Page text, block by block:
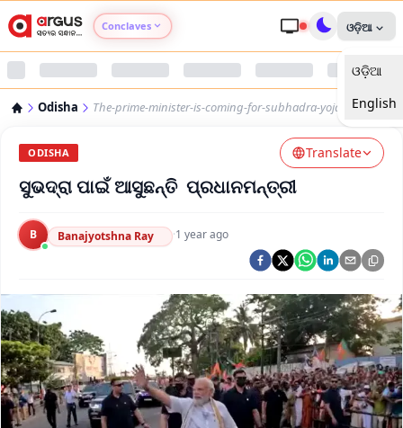
Conclaves
Argus Swaad Odisha
Argus Chalo Dekhein Apna Desh
ଓଡ଼ିଆ
ଓଡ଼ିଆ
English
Odisha The-prime-minister-is-coming-for-subhadra-yojana
ODISHA Translate
ସୁଭଦ୍ରା ପାଇଁ ଆସୁଛନ୍ତି ପ୍ରଧାନମନ୍ତ୍ରୀ
B Banajyotshna Ray ·1 year ago